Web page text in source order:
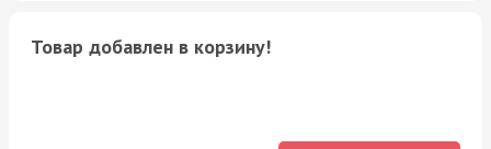
Товар добавлен в корзину!